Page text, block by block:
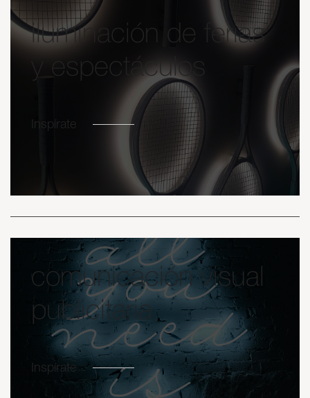
iluminación de ferias
y espectáculos
Inspírate
comunicación visual
publicitaria
Inspírate